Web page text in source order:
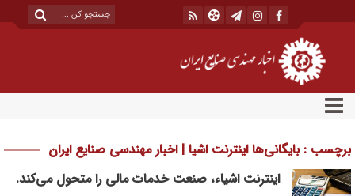
برچسب : بایگانی‌ها اینترنت اشیا | اخبار مهندسی صنایع ایران
اینترنت اشیاء، صنعت خدمات مالی را متحول می‌کند.